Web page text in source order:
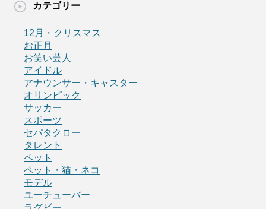
カテゴリー
12月・クリスマス
お正月
お笑い芸人
アイドル
アナウンサー・キャスター
オリンピック
サッカー
スポーツ
セパタクロー
タレント
ペット
ペット・猫・ネコ
モデル
ユーチューバー